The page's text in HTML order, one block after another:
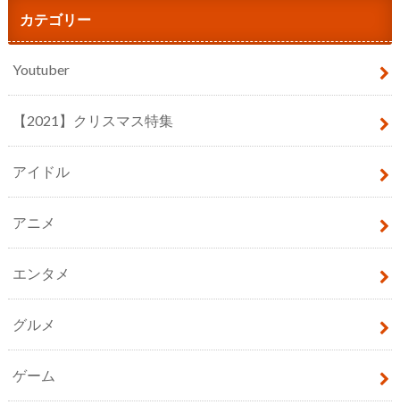
カテゴリー
Youtuber
【2021】クリスマス特集
アイドル
アニメ
エンタメ
グルメ
ゲーム